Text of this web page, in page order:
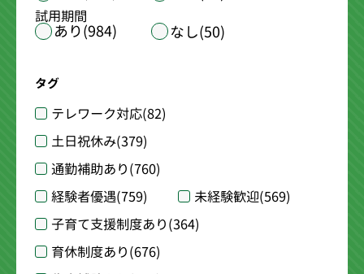
試用期間
あり(984) なし(50)
タグ
テレワーク対応(82)
土日祝休み(379)
通勤補助あり(760)
経験者優遇(759) 未経験歓迎(569)
子育て支援制度あり(364)
育休制度あり(676)